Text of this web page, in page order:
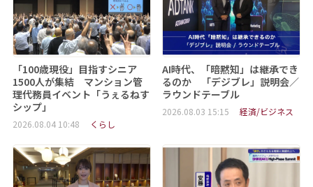
「100歳現役」目指すシニア
1500人が集結 マンション管
理代務員イベント「うぇるねす
シップ」
2026.08.04 10:48 くらし
AI時代、「暗黙知」は継承でき
るのか 「デジブレ」説明会／
ラウンドテーブル
2026.08.03 15:15 経済/ビジネス